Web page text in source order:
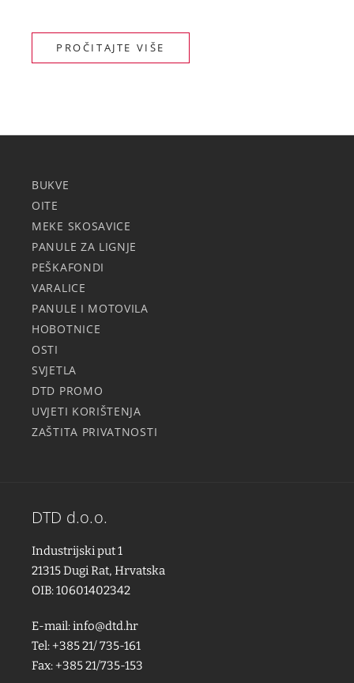
PROČITAJTE VIŠE
BUKVE
OITE
MEKE SKOSAVICE
PANULE ZA LIGNJE
PEŠKAFONDI
VARALICE
PANULE I MOTOVILA
HOBOTNICE
OSTI
SVJETLA
DTD PROMO
UVJETI KORIŠTENJA
ZAŠTITA PRIVATNOSTI
DTD d.o.o.
Industrijski put 1
21315 Dugi Rat, Hrvatska
OIB: 10601402342
E-mail:info@dtd.hr
Tel: +385 21/ 735-161
Fax: +385 21/735-153